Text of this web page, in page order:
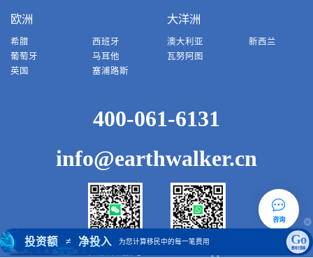
欧洲
希腊
西班牙
葡萄牙
马耳他
英国
塞浦路斯
大洋洲
澳大利亚
新西兰
瓦努阿图
400-061-6131
info@earthwalker.cn
微信客服号
咨询
投资额 ≠ 净投入 为您计算移民中的每一笔费用 Go
费用计算器